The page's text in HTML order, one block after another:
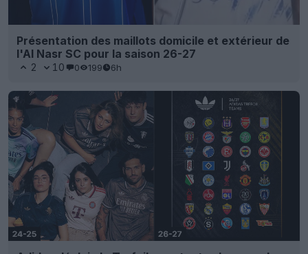
Présentation des maillots domicile et extérieur de
l'Al Nasr SC pour la saison 26-27
2 10 0 199 6h